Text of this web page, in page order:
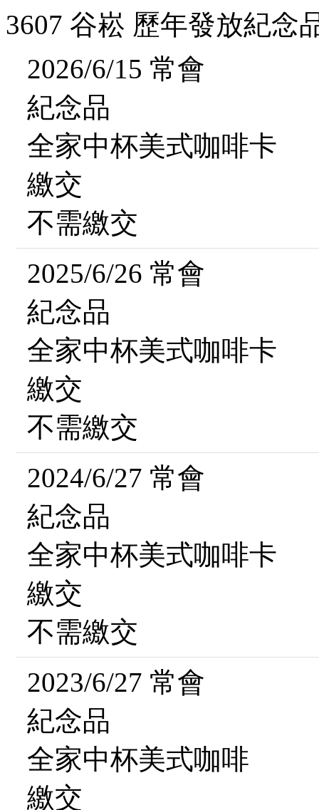
3607 谷崧 歷年發放紀念
2026/6/15 常會
紀念品
全家中杯美式咖啡卡
繳交
不需繳交
2025/6/26 常會
紀念品
全家中杯美式咖啡卡
繳交
不需繳交
2024/6/27 常會
紀念品
全家中杯美式咖啡卡
繳交
不需繳交
2023/6/27 常會
紀念品
全家中杯美式咖啡
繳交